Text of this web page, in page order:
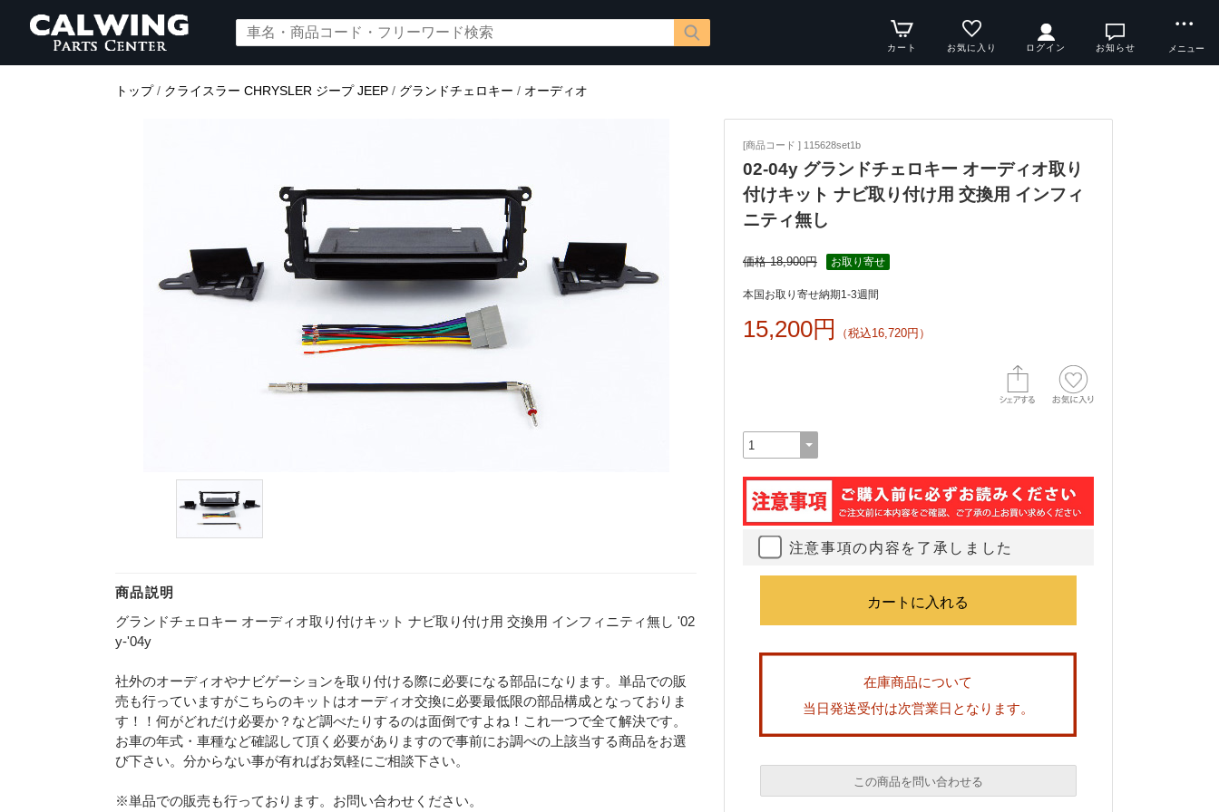
カート お気に入り ログイン お知らせ メニュー
トップ/ クライスラー CHRYSLER ジープ JEEP / グランドチェロキー / オーディオ
商品説明
グランドチェロキー オーディオ取り付けキット ナビ取り付け用 交換用 インフィニティ無し '02
y-'04y
社外のオーディオやナビゲーションを取り付ける際に必要になる部品になります。単品での販
売も行っていますがこちらのキットはオーディオ交換に必要最低限の部品構成となっておりま
す！！何がどれだけ必要か？など調べたりするのは面倒ですよね！これ一つで全て解決です。
お車の年式・車種など確認して頂く必要がありますので事前にお調べの上該当する商品をお選
び下さい。分からない事が有ればお気軽にご相談下さい。
※単品での販売も行っております。お問い合わせください。
[商品コード ] 115628set1b
02-04y グランドチェロキー オーディオ取り
付けキット ナビ取り付け用 交換用 インフィ
ニティ無し
価格 18,900円 お取り寄せ
本国お取り寄せ納期1-3週間
15,200円 （税込16,720円）
注意事項の内容を了承しました
在庫商品について
当日発送受付は次営業日となります。
この商品を問い合わせる